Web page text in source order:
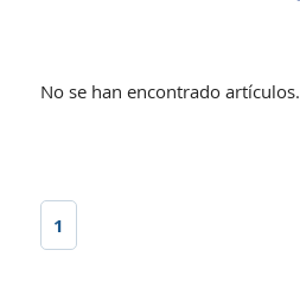
No se han encontrado artículos.
1